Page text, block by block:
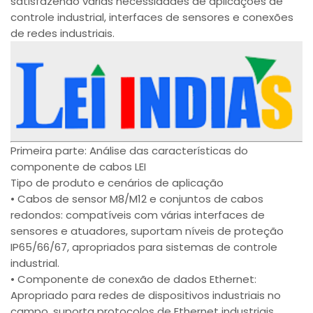
controle industrial, interfaces de sensores e conexões
de redes industriais.
Primeira parte: Análise das características do
componente de cabos LEI
Tipo de produto e cenários de aplicação
• Cabos de sensor M8/M12 e conjuntos de cabos
redondos: compatíveis com várias interfaces de
sensores e atuadores, suportam níveis de proteção
IP65/66/67, apropriados para sistemas de controle
industrial.
• Componente de conexão de dados Ethernet:
Apropriado para redes de dispositivos industriais no